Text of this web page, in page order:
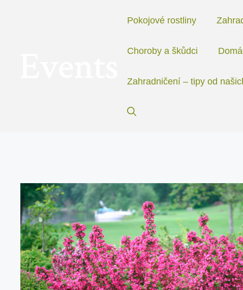
Pokojové rostliny
Choroby a škůdci
Zahradničení – tipy od